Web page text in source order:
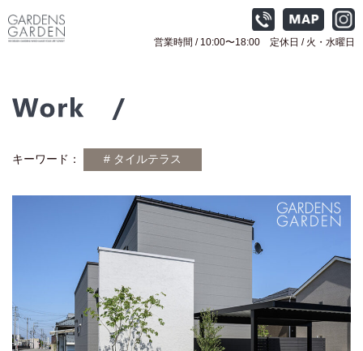
営業時間 / 10:00〜18:00 定休日 / 火 ・水曜日
キーワード： # タイルテラス